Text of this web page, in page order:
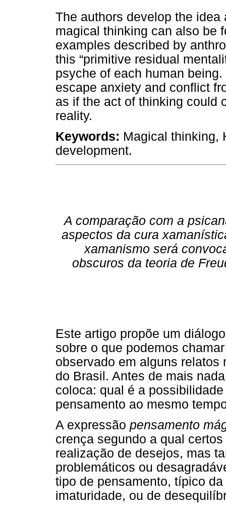
The authors develop the
magical thinking can also be
examples described by
this “primitive residual
psyche of each human
escape anxiety and conflict
as if the act of thinking could
reality.
Keywords: Magical thinking,
development.
A comparação com a
aspectos da cura
xamanismo será
obscuros da teoria de
Este artigo propõe um
sobre o que podemos
observado em alguns
do Brasil. Antes de mais
coloca: qual é a
pensamento ao mesmo
A expressão pensamento
crença segundo a qual
realização de desejos, mas
problemáticos ou
tipo de pensamento, típico
imaturidade, ou de